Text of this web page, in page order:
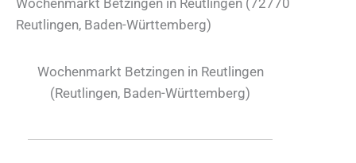
Wochenmarkt Betzingen in Reutlingen (72770
Reutlingen, Baden-Württemberg)
Wochenmarkt Betzingen in Reutlingen
(Reutlingen, Baden-Württemberg)